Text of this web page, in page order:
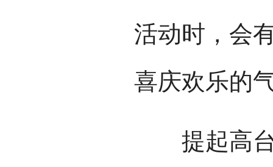
活动时，会
喜庆欢乐的
提起高台